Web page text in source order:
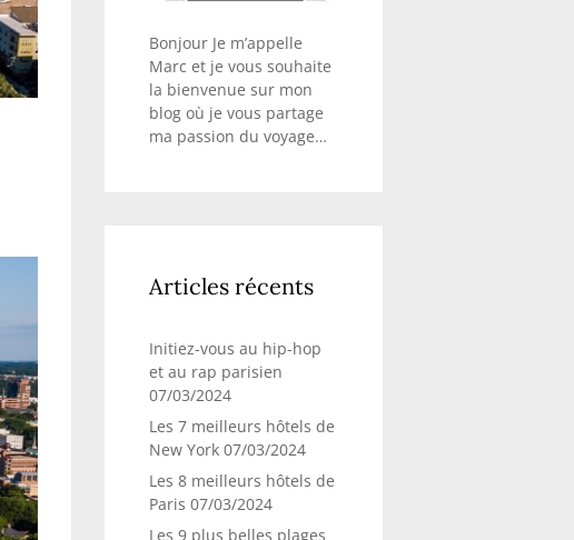
Bonjour Je m’appelle
Marc et je vous souhaite
la bienvenue sur mon
blog où je vous partage
ma passion du voyage…
Articles récents
Initiez-vous au hip-hop
et au rap parisien
07/03/2024
Les 7 meilleurs hôtels de
New York 07/03/2024
Les 8 meilleurs hôtels de
Paris 07/03/2024
Les 9 plus belles plages